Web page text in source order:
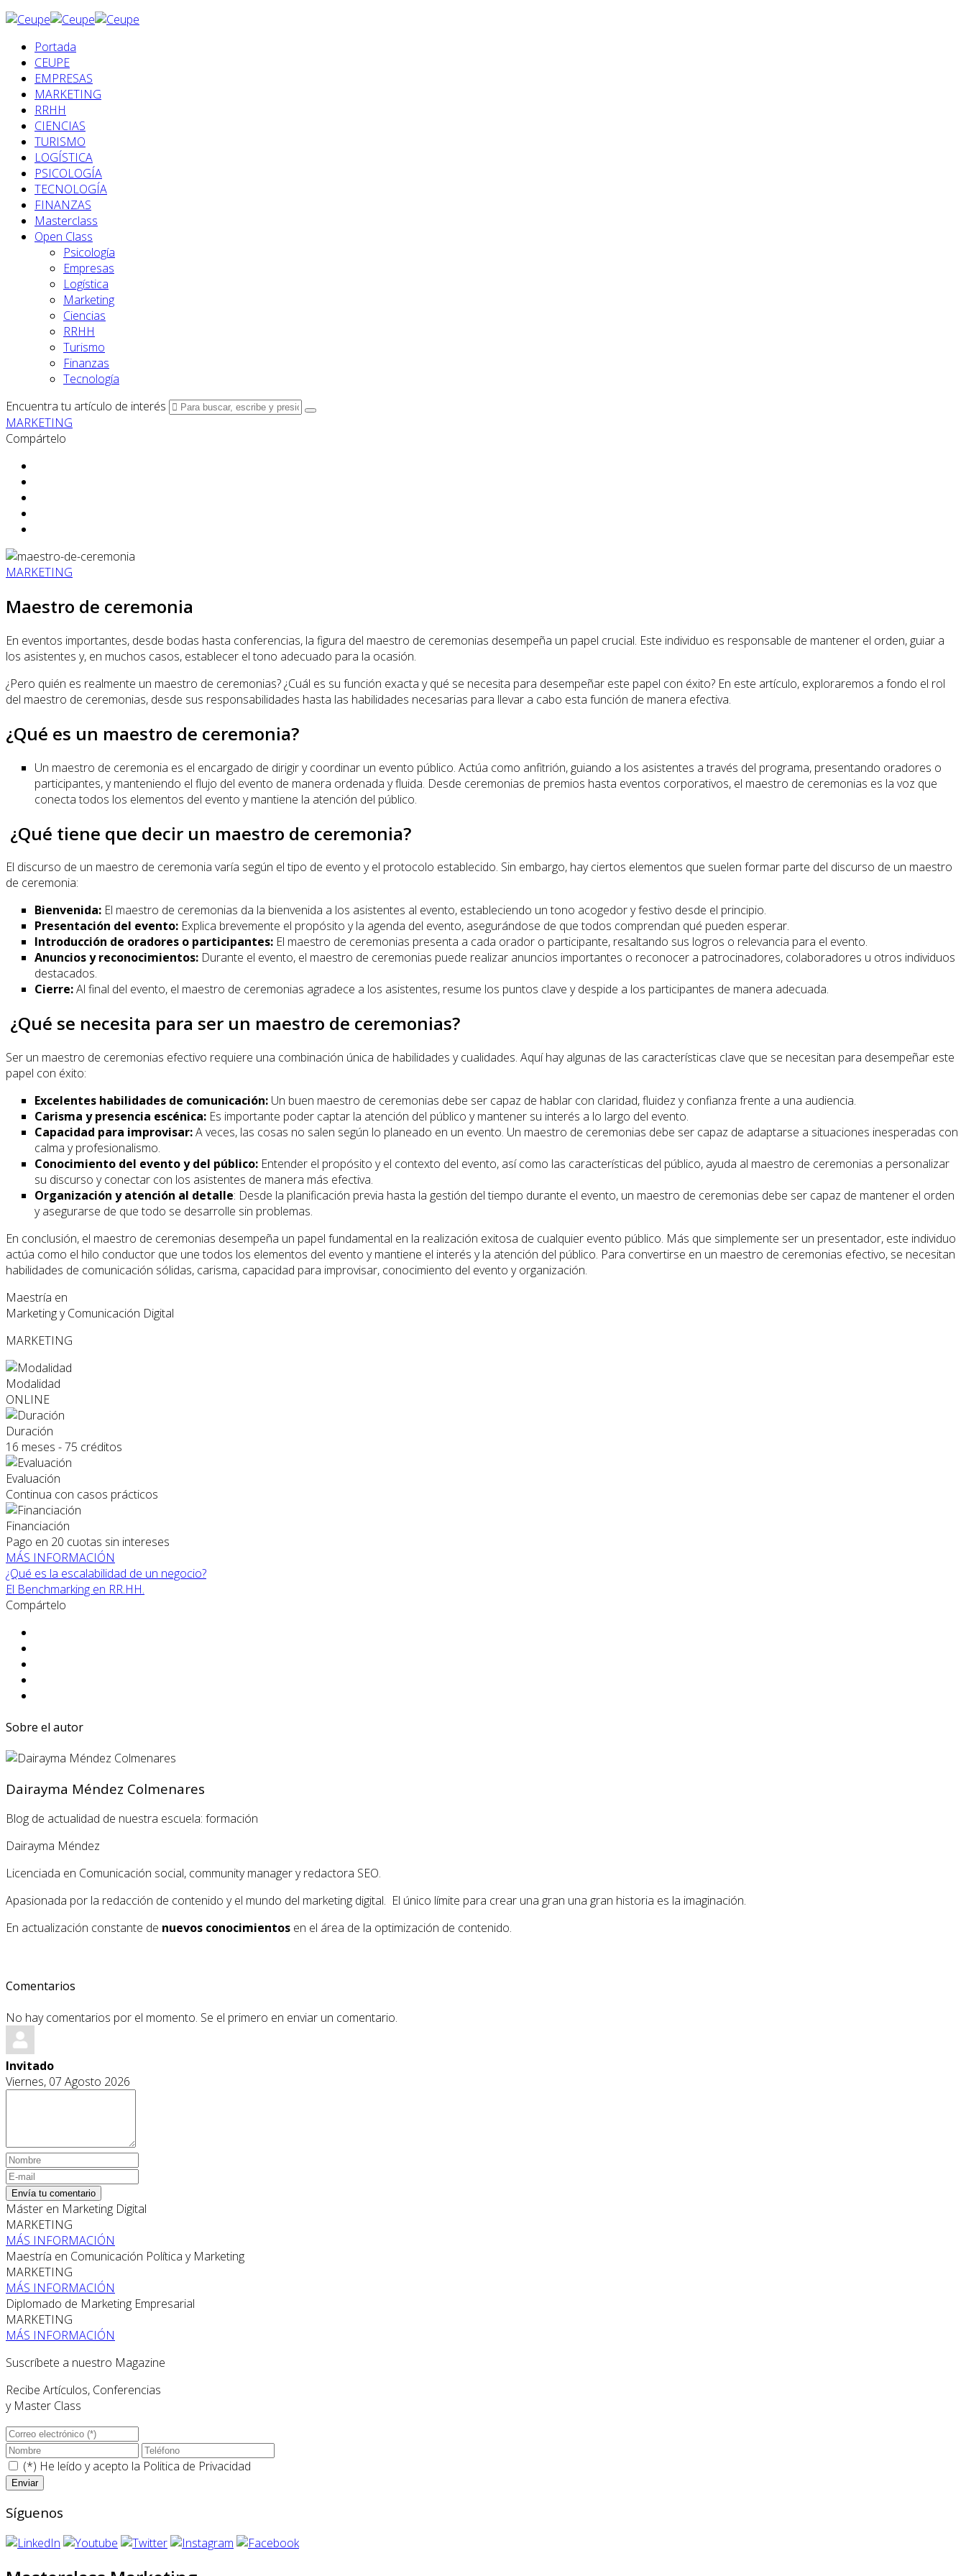
Portada
CEUPE
EMPRESAS
MARKETING
RRHH
CIENCIAS
TURISMO
LOGÍSTICA
PSICOLOGÍA
TECNOLOGÍA
FINANZAS
Masterclass
Open Class
Psicología
Empresas
Logística
Marketing
Ciencias
RRHH
Turismo
Finanzas
Tecnología
Encuentra tu artículo de interés
MARKETING
Compártelo
MARKETING
Maestro de ceremonia
En eventos importantes, desde bodas hasta conferencias, la figura del maestro de ceremonias desempeña un papel crucial. Este individuo es responsable de mantener el orden, guiar a
los asistentes y, en muchos casos, establecer el tono adecuado para la ocasión.
¿Pero quién es realmente un maestro de ceremonias? ¿Cuál es su función exacta y qué se necesita para desempeñar este papel con éxito? En este artículo, exploraremos a fondo el rol
del maestro de ceremonias, desde sus responsabilidades hasta las habilidades necesarias para llevar a cabo esta función de manera efectiva.
¿Qué es un maestro de ceremonia?
Un maestro de ceremonia es el encargado de dirigir y coordinar un evento público. Actúa como anfitrión, guiando a los asistentes a través del programa, presentando oradores o
participantes, y manteniendo el flujo del evento de manera ordenada y fluida. Desde ceremonias de premios hasta eventos corporativos, el maestro de ceremonias es la voz que
conecta todos los elementos del evento y mantiene la atención del público.
¿Qué tiene que decir un maestro de ceremonia?
El discurso de un maestro de ceremonia varía según el tipo de evento y el protocolo establecido. Sin embargo, hay ciertos elementos que suelen formar parte del discurso de un maestro
de ceremonia:
Bienvenida: El maestro de ceremonias da la bienvenida a los asistentes al evento, estableciendo un tono acogedor y festivo desde el principio.
Presentación del evento: Explica brevemente el propósito y la agenda del evento, asegurándose de que todos comprendan qué pueden esperar.
Introducción de oradores o participantes: El maestro de ceremonias presenta a cada orador o participante, resaltando sus logros o relevancia para el evento.
Anuncios y reconocimientos: Durante el evento, el maestro de ceremonias puede realizar anuncios importantes o reconocer a patrocinadores, colaboradores u otros individuos
destacados.
Cierre:Al final del evento, el maestro de ceremonias agradece a los asistentes, resume los puntos clave y despide a los participantes de manera adecuada.
¿Qué se necesita para ser un maestro de ceremonias?
Ser un maestro de ceremonias efectivo requiere una combinación única de habilidades y cualidades. Aquí hay algunas de las características clave que se necesitan para desempeñar este
papel con éxito:
Excelentes habilidades de comunicación: Un buen maestro de ceremonias debe ser capaz de hablar con claridad, fluidez y confianza frente a una audiencia.
Carisma y presencia escénica: Es importante poder captar la atención del público y mantener su interés a lo largo del evento.
Capacidad para improvisar:A veces, las cosas no salen según lo planeado en un evento. Un maestro de ceremonias debe ser capaz de adaptarse a situaciones inesperadas con
calma y profesionalismo.
Conocimiento del evento y del público: Entender el propósito y el contexto del evento, así como las características del público, ayuda al maestro de ceremonias a personalizar
su discurso y conectar con los asistentes de manera más efectiva.
Organización y atención al detalle: Desde la planificación previa hasta la gestión del tiempo durante el evento, un maestro de ceremonias debe ser capaz de mantener el orden
y asegurarse de que todo se desarrolle sin problemas.
En conclusión, el maestro de ceremonias desempeña un papel fundamental en la realización exitosa de cualquier evento público. Más que simplemente ser un presentador, este individuo
actúa como el hilo conductor que une todos los elementos del evento y mantiene el interés y la atención del público. Para convertirse en un maestro de ceremonias efectivo, se necesitan
habilidades de comunicación sólidas, carisma, capacidad para improvisar, conocimiento del evento y organización.
Maestría en
Marketing y Comunicación Digital
MARKETING
Modalidad
ONLINE
Duración
16 meses - 75 créditos
Evaluación
Continua con casos prácticos
Financiación
Pago en 20 cuotas sin intereses
MÁS INFORMACIÓN
¿Qué es la escalabilidad de un negocio?
El Benchmarking en RR.HH.
Compártelo
Sobre el autor
Dairayma Méndez Colmenares
Blog de actualidad de nuestra escuela: formación
Dairayma Méndez
Licenciada en Comunicación social, community manager y redactora SEO.
Apasionada por la redacción de contenido y el mundo del marketing digital. El único límite para crear una gran una gran historia es la imaginación.
En actualización constante de nuevos conocimientos en el área de la optimización de contenido.
Comentarios
No hay comentarios por el momento. Se el primero en enviar un comentario.
Invitado
Viernes, 07 Agosto 2026
Envía tu comentario
Máster en Marketing Digital
MARKETING
MÁS INFORMACIÓN
Maestría en Comunicación Política y Marketing
MARKETING
MÁS INFORMACIÓN
Diplomado de Marketing Empresarial
MARKETING
MÁS INFORMACIÓN
Suscríbete a nuestro Magazine
Recibe Artículos, Conferencias
y Master Class
(*) He leído y acepto la Politica de Privacidad
Síguenos